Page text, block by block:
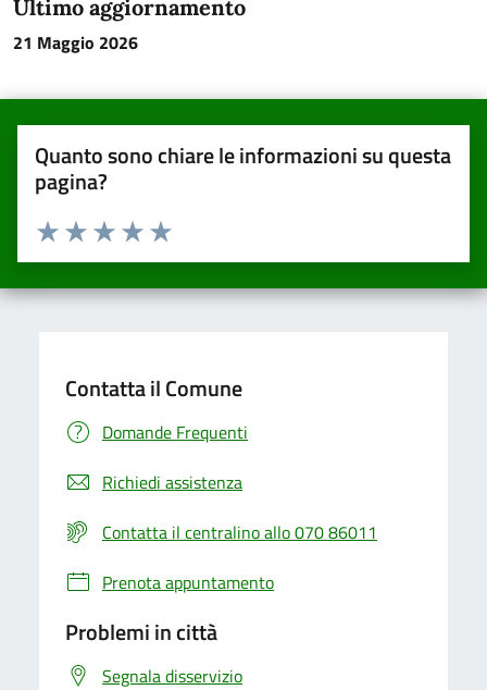
Ultimo aggiornamento
21 Maggio 2026
Quanto sono chiare le informazioni su questa
pagina?
Valuta da 1 a 5 stelle la pagina
Valuta 5 stelle su 5
Valuta 4 stelle su 5
Valuta 3 stelle su 5
Valuta 2 stelle su 5
Valuta una stella su 5
Contatta il Comune
Domande Frequenti
Richiedi assistenza
Contatta il centralino allo 070 86011
Prenota appuntamento
Problemi in città
Segnala disservizio